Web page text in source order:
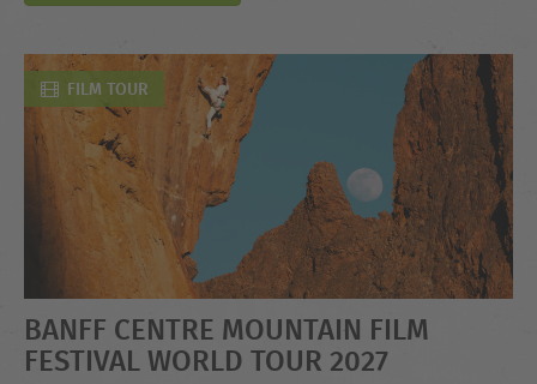
FILM TOUR
BANFF CENTRE MOUNTAIN FILM
FESTIVAL WORLD TOUR 2027